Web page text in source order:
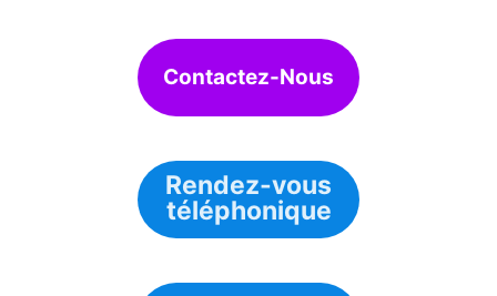
Contactez-Nous
Rendez-vous
téléphonique